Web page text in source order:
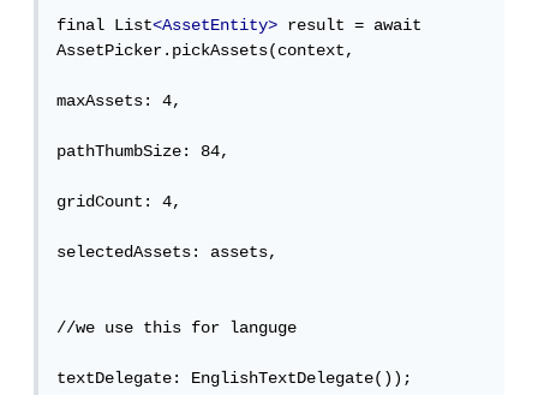
final List<AssetEntity> result = await
AssetPicker.pickAssets(context,
maxAssets: 4,
pathThumbSize: 84,
gridCount: 4,
selectedAssets: assets,
//we use this for languge
textDelegate: EnglishTextDelegate());